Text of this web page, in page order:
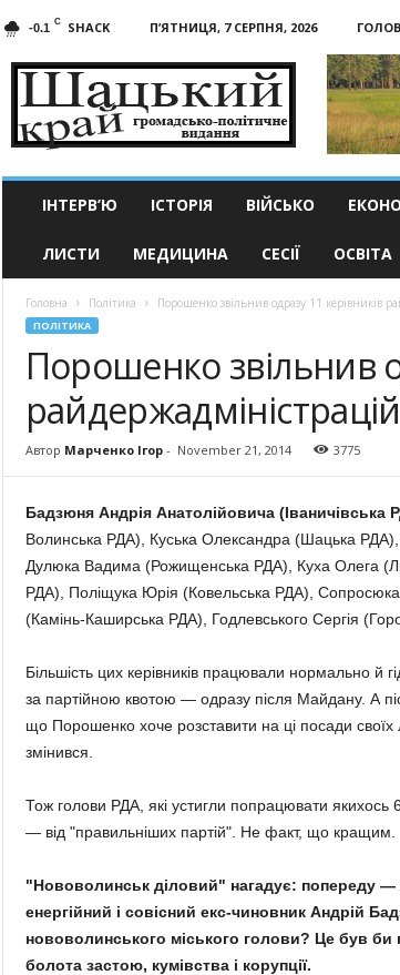
-0.1 C SHACK П’ЯТНИЦЯ, 7 СЕРПНЯ, 2026
край
ІНТЕРВ’Ю ІСТОРІЯ ВІЙСЬКО
ЛИСТИ МЕДИЦИНА СЕСІЇ ОСВІТА
Головна Політика Порошенко звільнив одразу 11 керівників
ПОЛІТИКА
Порошенко звільнив
Автор Марченко Ігор- November 21, 2014 3775
Бадзюня Андрія Анатолійовича (Іваничівська
Волинська РДА), Куська Олександра (Шацька
Дулюка Вадима (Рожищенська РДА), Куха Олега
РДА), Поліщука Юрія (Ковельська РДА), Сопросюка
(Камінь-Каширська РДА), Годлевського Сергія
Більшість цих керівників працювали нормально й
за партійною квотою — одразу після Майдану. А
що Порошенко хоче розставити на ці посади
змінився.
Тож голови РДА, які устигли попрацювати якихось
— від "правильніших партій". Не факт, що кращим.
"Нововолинськ діловий" нагадує: попереду
енергійний і совісний екс-чиновник Андрій
нововолинського міського голови? Це був
болота застою, кумівства і корупції.